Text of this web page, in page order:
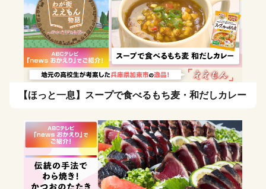
【ほっと一息】スープで食べるもち麦・和だしカレー